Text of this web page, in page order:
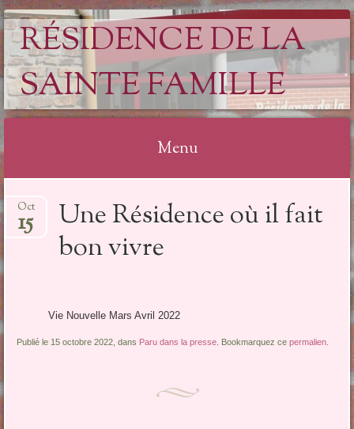
RÉSIDENCE DE LA
SAINTE FAMILLE
Menu
au
contenu
Une Résidence où il fait
bon vivre
Oct
15
Vie Nouvelle Mars Avril 2022
Publié le 15 octobre 2022, dans Paru dans la presse . Bookmarquez cepermalien